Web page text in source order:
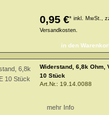
0,95 €* inkl. MwSt.,
Versandkosten.
Widerstand, 6,8k Ohm,
10 Stück
Art.Nr.: 19.14.0088
mehr Info